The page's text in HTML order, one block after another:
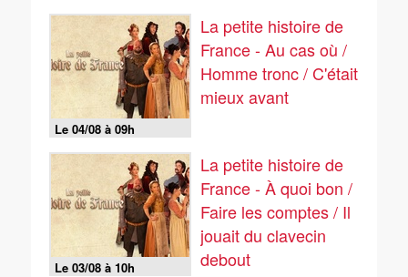
Le 04/08 à 09h
La petite histoire de
France - Au cas où /
Homme tronc / C'était
mieux avant
Le 03/08 à 10h
La petite histoire de
France - À quoi bon /
Faire les comptes / Il
jouait du clavecin
debout